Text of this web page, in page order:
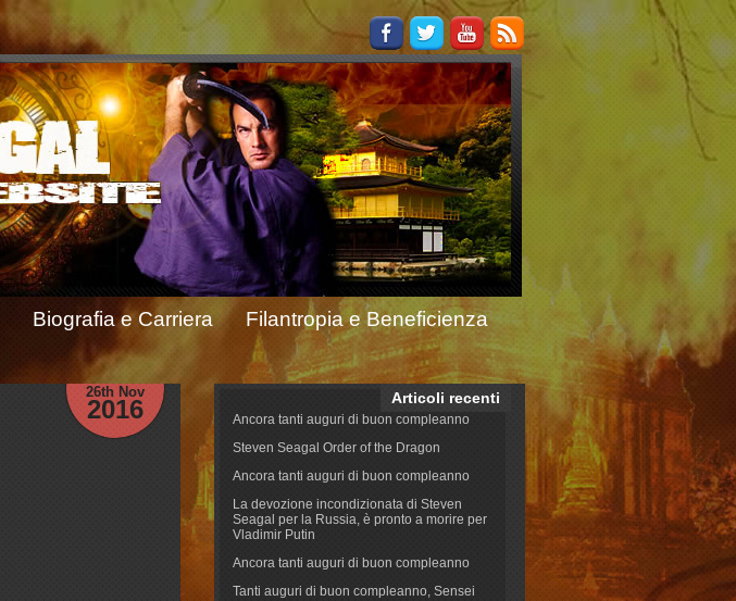
Biografia e Carriera
Filantropia e Beneficienza
26th Nov
2016 Articoli recenti
Ancora tanti auguri di buon compleanno
Steven Seagal Order of the Dragon
Ancora tanti auguri di buon compleanno
La devozione incondizionata di Steven
Seagal per la Russia, è pronto a morire per
Vladimir Putin
Ancora tanti auguri di buon compleanno
Tanti auguri di buon compleanno, Sensei